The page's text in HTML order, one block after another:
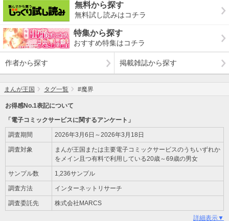
無料から探す
無料試し読みはコチラ
特集から探す
おすすめ特集はコチラ
作者から探す 掲載雑誌から探す
まんが王国 タグ一覧 #魔界
お得感No.1表記について
「電子コミックサービスに関するアンケート」
調査期間 2026年3月6日～2026年3月18日
調査対象
まんが王国または主要電子コミックサービスのうちいずれか
をメイン且つ有料で利用している20歳～69歳の男女
サンプル数 1,236サンプル
調査方法 インターネットリサーチ
調査委託先 株式会社MARCS
詳細表示▼